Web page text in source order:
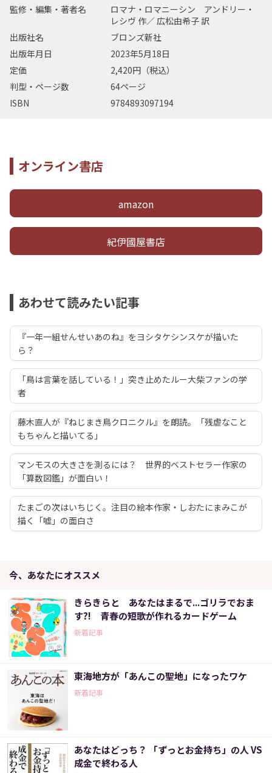
監修・編集・著者名
ロマナ・ロマニーシン アンドリー・
レシヴ 作／ 広松由希子 訳
出版社名
ブロンズ新社
出版年月日
2023年5月18日
定価
2,420円（税込）
判型・ページ数
64ページ
ISBN
9784893097194
オンライン書店
amazon
紀伊國屋書店
あわせて読みたい記事
『一年一組せんせいあのね』をヨシタケシンスケが描いた
ら？
「鳥は言葉を話している！」突き止めたルー大柴ファンの学
者
藤木直人が『ねじまき鳥クロニクル』を朗読。「残虐なこと
もちゃんと描いてる」
マンモスの大きさを測るには？ 世界的ベストセラー作家の
「算数図鑑」が面白い！
たまごの次はいちじく。注目の絵本作家・しおたにまみこが
描く「嘘」の面白さ
今、あなたにオススメ
きらきらと あなたはまるで...ゴリラでおま
す?! 青春の短歌が作れるカードゲーム
新着記事
東海地方が「あんこの聖地」になったワケ
新着記事
あなたはどっち？ 「ずっとお金持ち」の人 VS
成金で終わる人